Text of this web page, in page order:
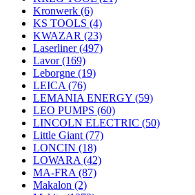
Kronwerk (6)
KS TOOLS (4)
KWAZAR (23)
Laserliner(497)
Lavor(169)
Leborgne (19)
LEICA (76)
LEMANIA ENERGY (59)
LEO PUMPS (60)
LINCOLN ELECTRIC (50)
Little Giant (77)
LONCIN (18)
LOWARA (42)
MA-FRA (87)
Makalon (2)